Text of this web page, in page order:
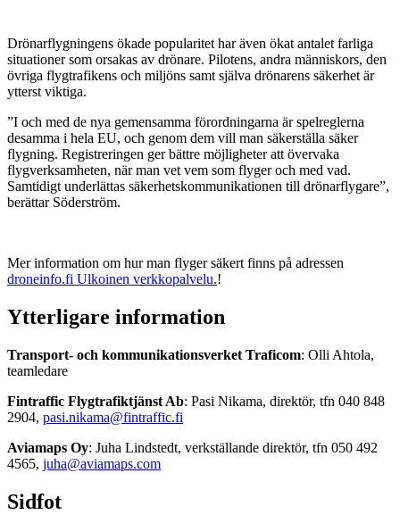
Drönarflygningens ökade popularitet har även ökat antalet farliga
situationer som orsakas av drönare. Pilotens, andra människors, den
övriga flygtrafikens och miljöns samt själva drönarens säkerhet är
ytterst viktiga.
”I och med de nya gemensamma förordningarna är spelreglerna
desamma i hela EU, och genom dem vill man säkerställa säker
flygning. Registreringen ger bättre möjligheter att övervaka
flygverksamheten, när man vet vem som flyger och med vad.
Samtidigt underlättas säkerhetskommunikationen till drönarflygare”,
berättar Söderström.
Mer information om hur man flyger säkert finns på adressen
droneinfo.fi Ulkoinen verkkopalvelu.!
Ytterligare information
Transport- och kommunikationsverket Traficom: Olli Ahtola,
teamledare
Fintraffic Flygtrafiktjänst Ab: Pasi Nikama, direktör, tfn 040 848
2904, pasi.nikama@fintraffic.fi
Aviamaps Oy: Juha Lindstedt, verkställande direktör, tfn 050 492
4565, juha@aviamaps.com
Sidfot